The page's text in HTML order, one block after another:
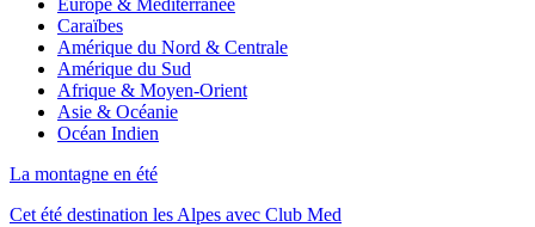
Europe & Méditerranée
Caraïbes
Amérique du Nord & Centrale
Amérique du Sud
Afrique & Moyen-Orient
Asie & Océanie
Océan Indien
La montagne en été
Cet été destination les Alpes avec Club Med